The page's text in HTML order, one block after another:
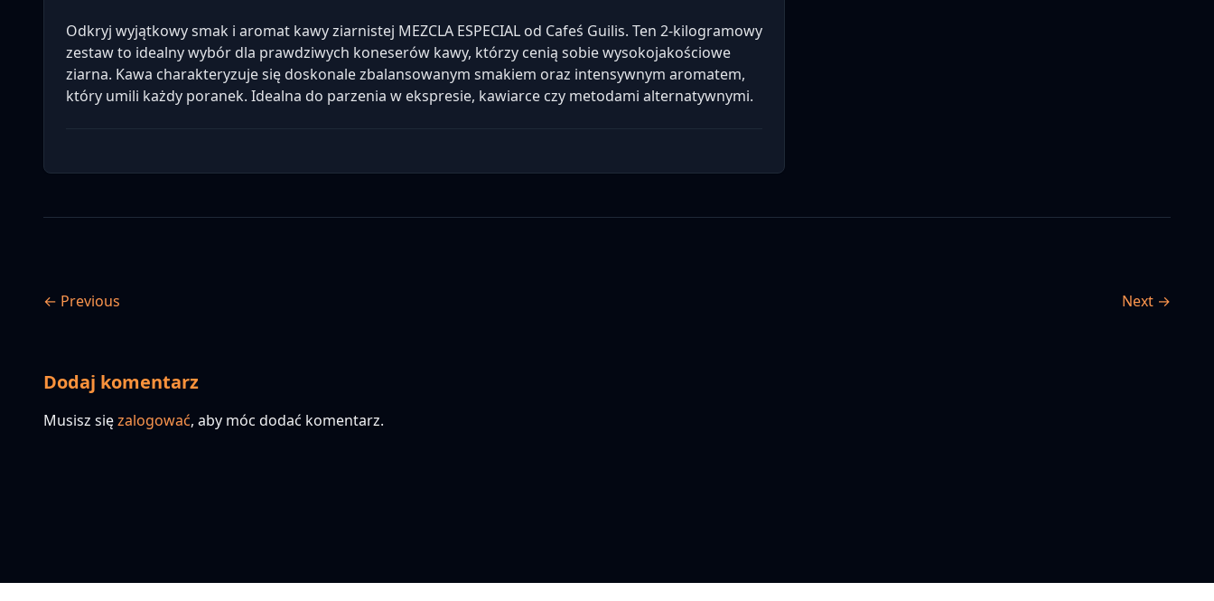
Odkryj wyjątkowy smak i aromat kawy ziarnistej MEZCLA ESPECIAL od Cafeś Guilis. Ten 2-kilogramowy
zestaw to idealny wybór dla prawdziwych koneserów kawy, którzy cenią sobie wysokojakościowe
ziarna. Kawa charakteryzuje się doskonale zbalansowanym smakiem oraz intensywnym aromatem,
który umili każdy poranek. Idealna do parzenia w ekspresie, kawiarce czy metodami alternatywnymi.
← Previous Next →
Dodaj komentarz
Musisz sięzalogować, aby móc dodać komentarz.